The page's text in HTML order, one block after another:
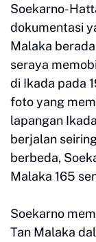
Soekarno-
dokumentasi
Malaka
seraya
di Ikada pada
foto yang
lapangan
berjalan
berbeda,
Malaka 165
Soekarno
Tan Malaka